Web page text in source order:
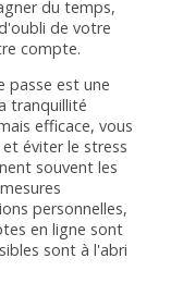
du temps,
de votre
compte.
passe est une
tranquillité
efficace, vous
éviter le stress
souvent les
personnelles,
en ligne sont
sont à l'abri